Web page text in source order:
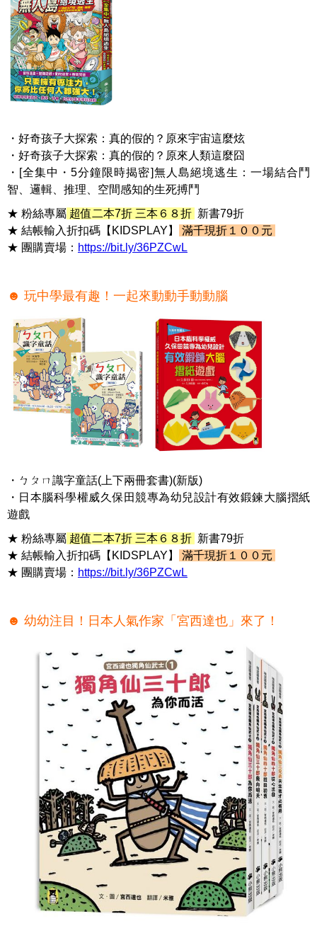
・好奇孩子大探索：真的假的？原來宇宙這麼炫
・好奇孩子大探索：真的假的？原來人類這麼囧
・[全集中・5分鐘限時揭密]無人島絕境逃生：一場結合鬥
智、邏輯、推理、空間感知的生死搏鬥
★ 粉絲專屬 超值二本7折 三本６８折 新書79折
★ 結帳輸入折扣碼【KIDSPLAY】
滿千現折１００元
★ 團購賣場： https://bit.ly/36PZCwL
☻ 玩中學最有趣！一起來動動手動動腦
・ㄅㄆㄇ識字童話(上下兩冊套書)(新版)
・日本腦科學權威久保田競專為幼兒設計有效鍛鍊大腦摺紙
遊戲
★ 粉絲專屬 超值二本7折 三本６８折 新書79折
★ 結帳輸入折扣碼【KIDSPLAY】
滿千現折１００元
★ 團購賣場： https://bit.ly/36PZCwL
☻ 幼幼注目！日本人氣作家「宮西達也」來了！